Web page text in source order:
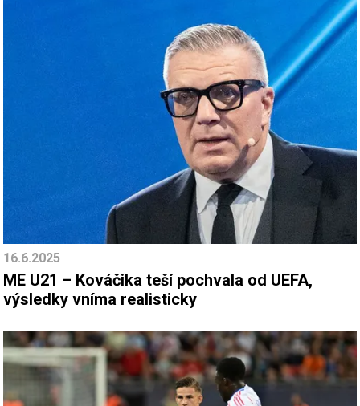
16.6.2025
ME U21 – Kováčika teší pochvala od UEFA,
výsledky vníma realisticky